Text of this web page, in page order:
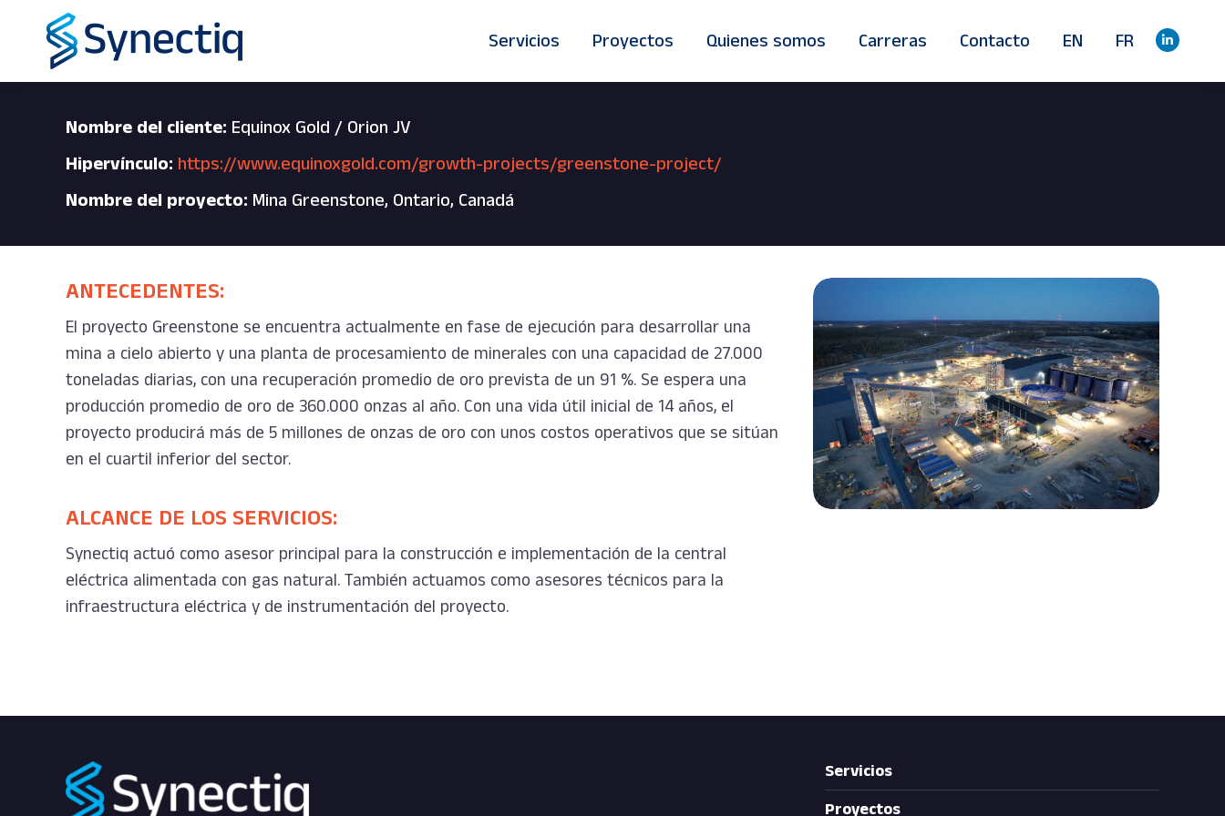
Servicios Proyectos Quienes somos Carreras Contacto EN FR
Nombre del cliente: Equinox Gold / Orion JV
Hipervínculo: https://www.equinoxgold.com/growth-projects/greenstone-project/
Nombre del proyecto: Mina Greenstone, Ontario, Canadá
ANTECEDENTES:
El proyecto Greenstone se encuentra actualmente en fase de ejecución para desarrollar una
mina a cielo abierto y una planta de procesamiento de minerales con una capacidad de 27.000
toneladas diarias, con una recuperación promedio de oro prevista de un 91 %. Se espera una
producción promedio de oro de 360.000 onzas al año. Con una vida útil inicial de 14 años, el
proyecto producirá más de 5 millones de onzas de oro con unos costos operativos que se sitúan
en el cuartil inferior del sector.
ALCANCE DE LOS SERVICIOS:
Synectiq actuó como asesor principal para la construcción e implementación de la central
eléctrica alimentada con gas natural. También actuamos como asesores técnicos para la
infraestructura eléctrica y de instrumentación del proyecto.
Servicios
Proyectos